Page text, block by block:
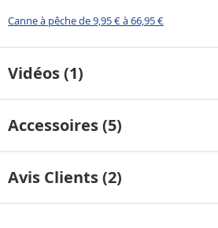
Canne à pêche de 9,95 € à 66,95 €
Vidéos (1)
Accessoires (5)
Avis Clients (2)